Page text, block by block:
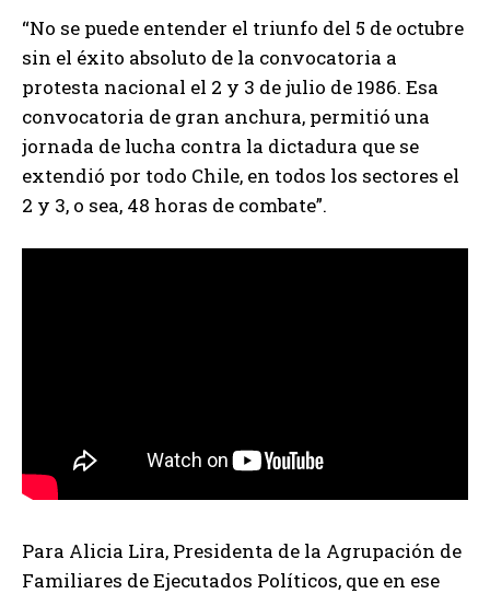
“No se puede entender el triunfo del 5 de octubre
sin el éxito absoluto de la convocatoria a
protesta nacional el 2 y 3 de julio de 1986. Esa
convocatoria de gran anchura, permitió una
jornada de lucha contra la dictadura que se
extendió por todo Chile, en todos los sectores el
2 y 3, o sea, 48 horas de combate”.
Para Alicia Lira, Presidenta de la Agrupación de
Familiares de Ejecutados Políticos, que en ese